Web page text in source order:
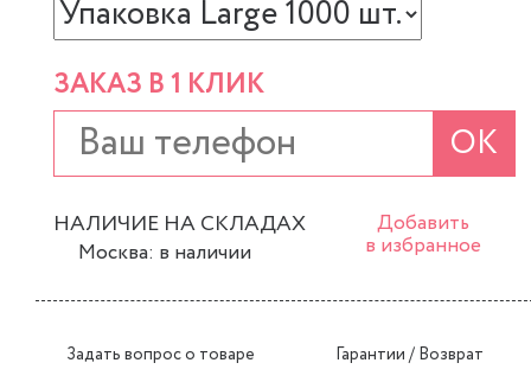
ЗАКАЗ В 1 КЛИК
ОК
НАЛИЧИЕ НА СКЛАДАХ
Москва: в наличии
Добавить
в избранное
Задать вопрос о товаре Гарантии / Возврат